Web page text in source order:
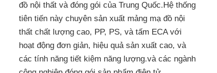
đồ nội thất và đóng gói của Trung Quốc.Hệ thống
tiên tiến này chuyên sản xuất mảng mạ đồ nội
thất chất lượng cao, PP, PS, và tấm ECA với
hoạt động đơn giản, hiệu quả sản xuất cao, và
các tính năng tiết kiệm năng lượng.và các ngành